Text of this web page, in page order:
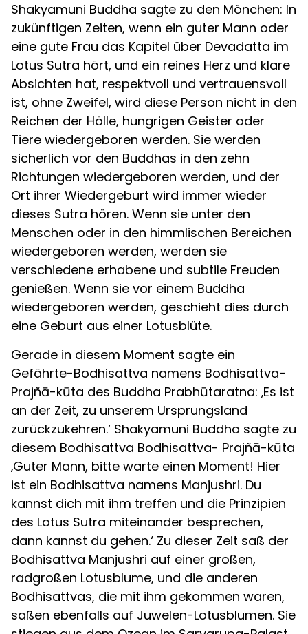
Shakyamuni Buddha sagte zu den Mönchen: In
zukünftigen Zeiten, wenn ein guter Mann oder
eine gute Frau das Kapitel über Devadatta im
Lotus Sutra hört, und ein reines Herz und klare
Absichten hat, respektvoll und vertrauensvoll
ist, ohne Zweifel, wird diese Person nicht in den
Reichen der Hölle, hungrigen Geister oder
Tiere wiedergeboren werden. Sie werden
sicherlich vor den Buddhas in den zehn
Richtungen wiedergeboren werden, und der
Ort ihrer Wiedergeburt wird immer wieder
dieses Sutra hören. Wenn sie unter den
Menschen oder in den himmlischen Bereichen
wiedergeboren werden, werden sie
verschiedene erhabene und subtile Freuden
genießen. Wenn sie vor einem Buddha
wiedergeboren werden, geschieht dies durch
eine Geburt aus einer Lotusblüte.
Gerade in diesem Moment sagte ein
Gefährte-Bodhisattva namens Bodhisattva-
Prajñā-kūta des Buddha Prabhūtaratna: ‚Es ist
an der Zeit, zu unserem Ursprungsland
zurückzukehren.‘ Shakyamuni Buddha sagte zu
diesem Bodhisattva Bodhisattva- Prajñā-kūta
‚Guter Mann, bitte warte einen Moment! Hier
ist ein Bodhisattva namens Manjushri. Du
kannst dich mit ihm treffen und die Prinzipien
des Lotus Sutra miteinander besprechen,
dann kannst du gehen.‘ Zu dieser Zeit saß der
Bodhisattva Manjushri auf einer großen,
radgroßen Lotusblume, und die anderen
Bodhisattvas, die mit ihm gekommen waren,
saßen ebenfalls auf Juwelen-Lotusblumen. Sie